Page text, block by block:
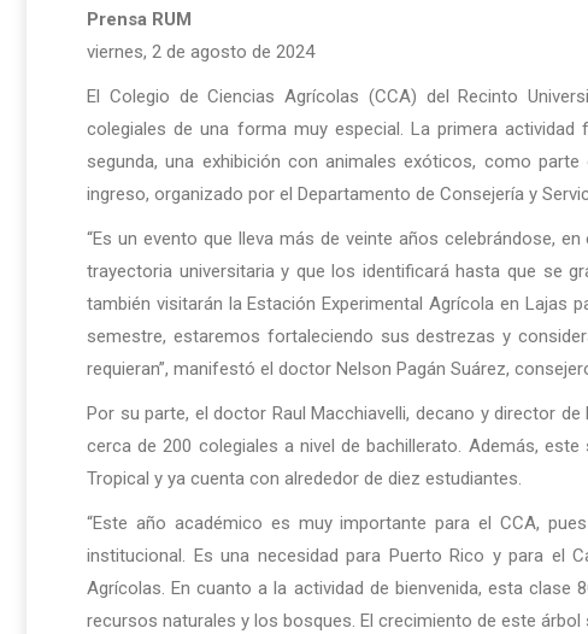
Prensa RUM
viernes, 2 de agosto de 2024
El Colegio de Ciencias Agrícolas (CCA) del Recinto
colegiales de una forma muy especial. La primera
segunda, una exhibición con animales exóticos, como
ingreso, organizado por el Departamento de Consejería y
“Es un evento que lleva más de veinte años celebrándose,
trayectoria universitaria y que los identificará hasta que se
también visitarán la Estación Experimental Agrícola en Lajas
semestre, estaremos fortaleciendo sus destrezas y
requieran”, manifestó el doctor Nelson Pagán Suárez,
Por su parte, el doctor Raul Macchiavelli, decano y director
cerca de 200 colegiales a nivel de bachillerato. Además,
Tropical y ya cuenta con alrededor de diez estudiantes.
“Este año académico es muy importante para el CCA,
institucional. Es una necesidad para Puerto Rico y para el
Agrícolas. En cuanto a la actividad de bienvenida, esta
recursos naturales y los bosques. El crecimiento de este